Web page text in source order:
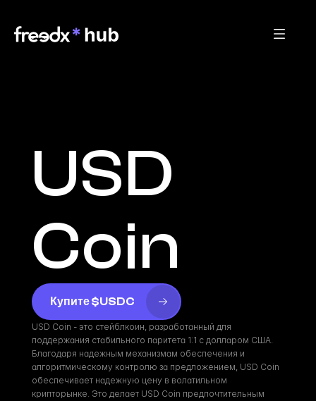
USD
Coin
Купите $USDC
USD Coin - это стейблкоин, разработанный для
поддержания стабильного паритета 1:1 с долларом США.
Благодаря надежным механизмам обеспечения и
алгоритмическому контролю за предложением, USD Coin
обеспечивает надежную цену в волатильном
крипторынке. Это делает USD Coin предпочтительным